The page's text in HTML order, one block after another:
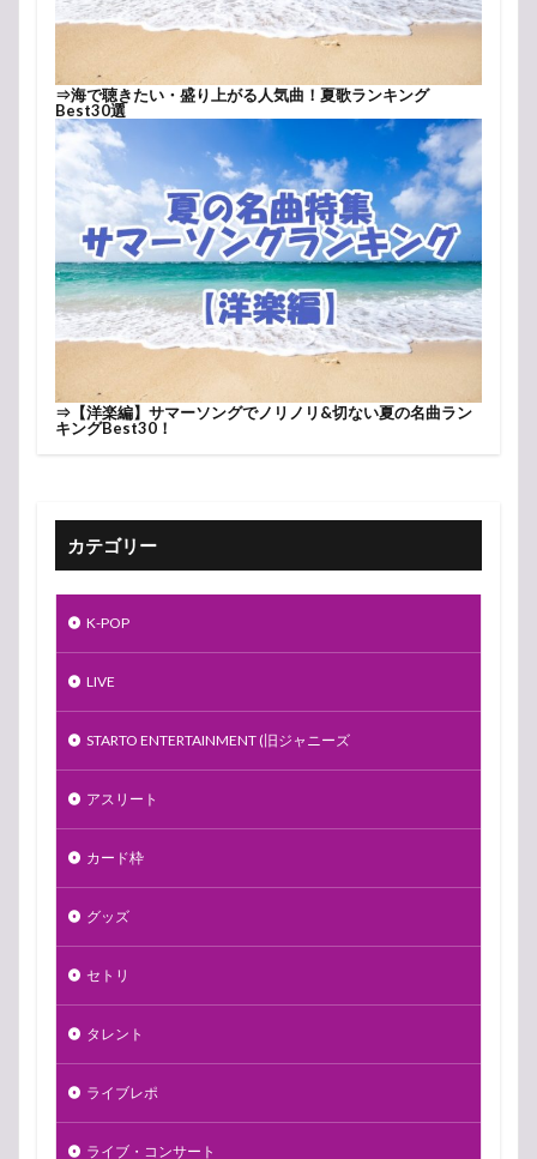
⇒海で聴きたい・盛り上がる人気曲！夏歌ランキング
Best30選
⇒ 【洋楽編】サマーソングでノリノリ&切ない夏の名曲ラン
キングBest30！
カテゴリー
K-POP
LIVE
STARTO ENTERTAINMENT (旧ジャニーズ
アスリート
カード枠
グッズ
セトリ
タレント
ライブレポ
ライブ・コンサート